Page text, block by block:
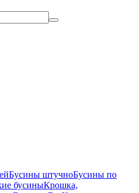
Бусины штучноБусины по
бусиныКрошка,